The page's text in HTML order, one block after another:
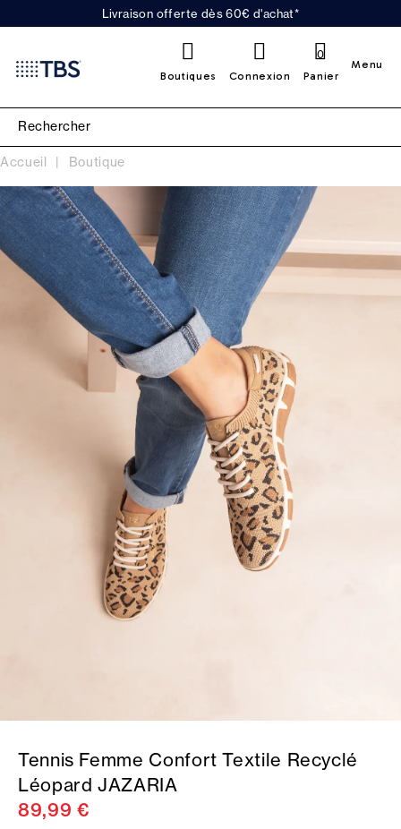
Livraison offerte dès 60€ d'achat*
Boutiques Connexion Panier
0
Menu
Accueil Boutique
Tennis Femme Confort Textile Recyclé
Léopard JAZARIA
89,99 €